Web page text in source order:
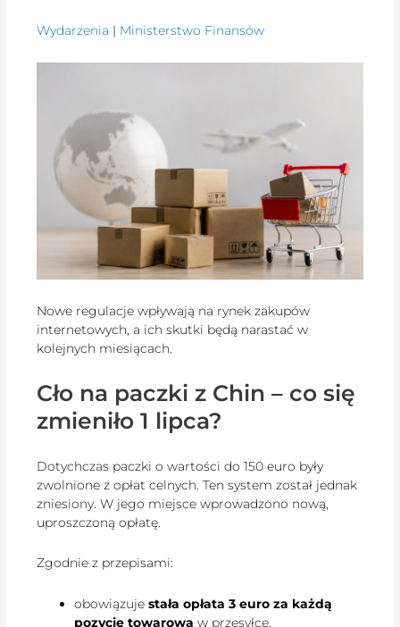
Wydarzenia | Ministerstwo Finansów
Nowe regulacje wpływają na rynek zakupów
internetowych, a ich skutki będą narastać w
kolejnych miesiącach.
Cło na paczki z Chin – co się
zmieniło 1 lipca?
Dotychczas paczki o wartości do 150 euro były
zwolnione z opłat celnych. Ten system został jednak
zniesiony. W jego miejsce wprowadzono nową,
uproszczoną opłatę.
Zgodnie z przepisami:
obowiązujestała opłata 3 euro za każdą
pozycję towarową w przesyłce,